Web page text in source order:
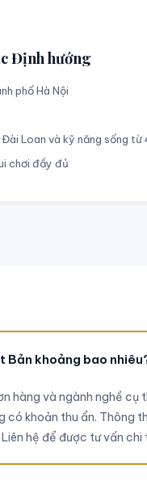
Định hướng
phố Hà Nội
Loan và kỹ năng sống từ
chơi đầy đủ
Bản khoảng bao
hàng và ngành nghề cụ
có khoản thu ẩn. Thông
hệ để được tư vấn chi